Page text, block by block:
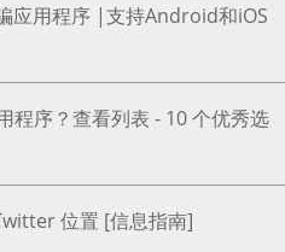
应用程序 |支持Android和iOS
程序？查看列表 - 10 个优秀选
位置 [信息指南]